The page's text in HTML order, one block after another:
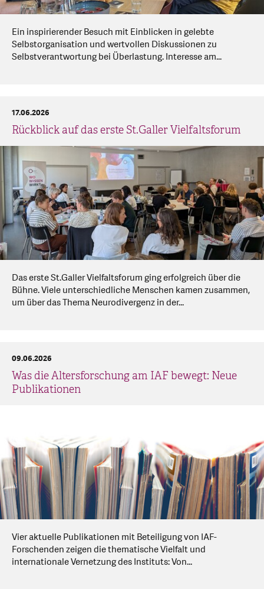
Ein inspirierender Besuch mit Einblicken in gelebte
Selbstorganisation und wertvollen Diskussionen zu
Selbstverantwortung bei Überlastung. Interesse am...
Rückblick auf das erste St.Galler Vielfaltsforum
17.06.2026
Das erste St.Galler Vielfaltsforum ging erfolgreich über die
Bühne. Viele unterschiedliche Menschen kamen zusammen,
um über das Thema Neurodivergenz in der...
Was die Altersforschung am IAF bewegt: Neue
Publikationen
09.06.2026
Vier aktuelle Publikationen mit Beteiligung von IAF-
Forschenden zeigen die thematische Vielfalt und
internationale Vernetzung des Instituts: Von...